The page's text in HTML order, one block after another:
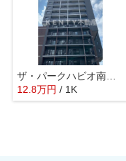
ザ・パークハビオ南大井
12.8万円 / 1K